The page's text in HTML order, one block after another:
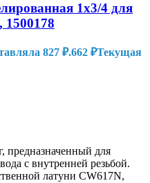
1х3/4 для
1500178
827 ₽.662 ₽Текущая
для
с внутренней резьбой.
латуни CW617N,